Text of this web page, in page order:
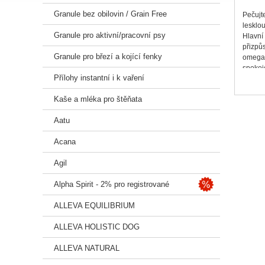
Hlavní
Granule bez obilovin / Grain Free
Granule pro aktivní/pracovní psy
Granule pro březí a kojící fenky
Přílohy instantní i k vaření
Kaše a mléka pro štěňata
Aatu
Acana
Agil
Alpha Spirit - 2% pro registrované
ALLEVA EQUILIBRIUM
ALLEVA HOLISTIC DOG
ALLEVA NATURAL